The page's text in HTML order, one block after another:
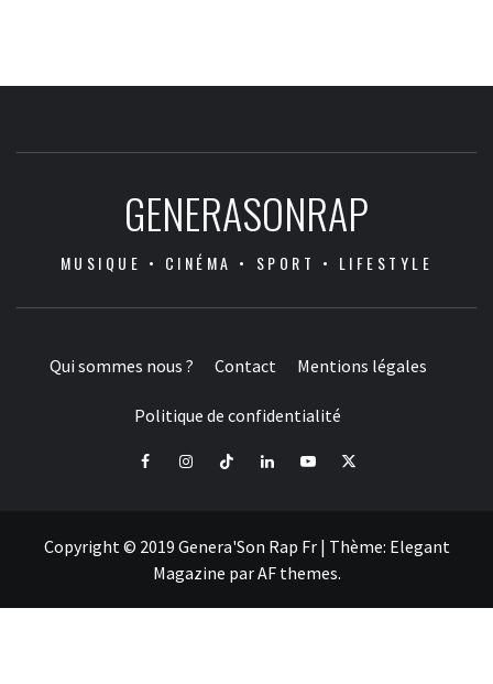
GENERASONRAP
MUSIQUE • CINÉMA • SPORT • LIFESTYLE
Qui sommes nous ? Contact Mentions légales
Politique de confidentialité
FacebookInstagramTiktok LinkedInYoutube
X
Copyright © 2019 Genera'Son Rap Fr | Thème: Elegant
Magazine parAF themes.